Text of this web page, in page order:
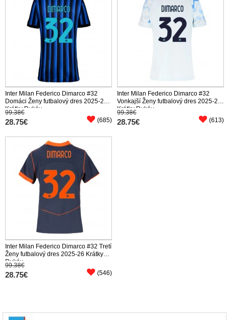
Inter Milan Federico Dimarco #32
Domáci Ženy futbalový dres 2025-26
Krátky Rukáv
99.38€
28.75€ (685)
Inter Milan Federico Dimarco #32
Vonkajší Ženy futbalový dres 2025-26
Krátky Rukáv
99.38€
28.75€ (613)
Inter Milan Federico Dimarco #32 Tretí
Ženy futbalový dres 2025-26 Krátky
Rukáv
99.38€
28.75€ (546)